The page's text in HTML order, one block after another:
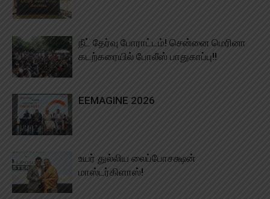
நீட் தேர்வு போராட்டம்! சென்னை மெரினா
கடற்கரையில் போலீஸ் பாதுகாப்பு!!
EEMAGINE 2026
உயர் துல்லிய லைப்போசக்ஷன்
மாஸ்டர்கிளாஸ்!